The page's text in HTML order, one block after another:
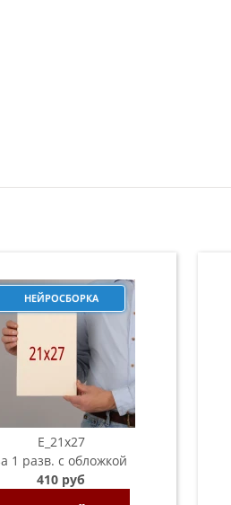
НЕЙРОСБОРКА
E_21х27
1 разв. с обложкой
410 руб